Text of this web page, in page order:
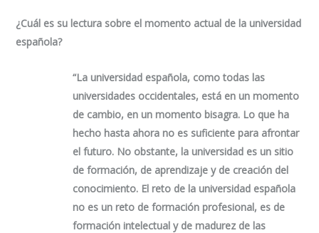
¿Cuál es su lectura sobre el momento actual de la universidad
española?
“La universidad española, como todas las
universidades occidentales, está en un momento
de cambio, en un momento bisagra. Lo que ha
hecho hasta ahora no es suficiente para afrontar
el futuro. No obstante, la universidad es un sitio
de formación, de aprendizaje y de creación del
conocimiento. El reto de la universidad española
no es un reto de formación profesional, es de
formación intelectual y de madurez de las